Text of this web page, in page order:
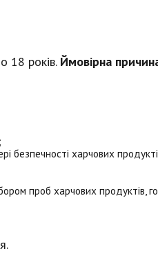
18 років. Ймовірна
безпечності харчових
проб харчових продуктів,